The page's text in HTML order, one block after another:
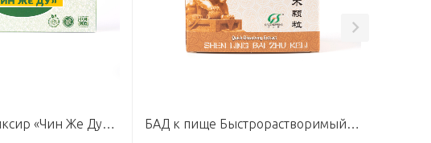
БАД к пище Эликсир «Чин Же Ду», 10 флаконов по 10 мл БАД к пище Быстрорастворимый экстракт «Шен Линь Байчжу», 10 пакетов по 6 г